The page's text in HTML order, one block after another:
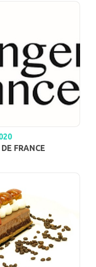
FRANCE